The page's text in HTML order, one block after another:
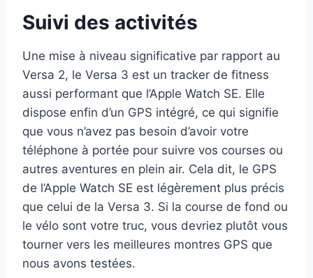
Suivi des activités
Une mise à niveau significative par rapport au
Versa 2, le Versa 3 est un tracker de fitness
aussi performant que l’Apple Watch SE. Elle
dispose enfin d’un GPS intégré, ce qui signifie
que vous n’avez pas besoin d’avoir votre
téléphone à portée pour suivre vos courses ou
autres aventures en plein air. Cela dit, le GPS
de l’Apple Watch SE est légèrement plus précis
que celui de la Versa 3. Si la course de fond ou
le vélo sont votre truc, vous devriez plutôt vous
tourner vers les meilleures montres GPS que
nous avons testées.